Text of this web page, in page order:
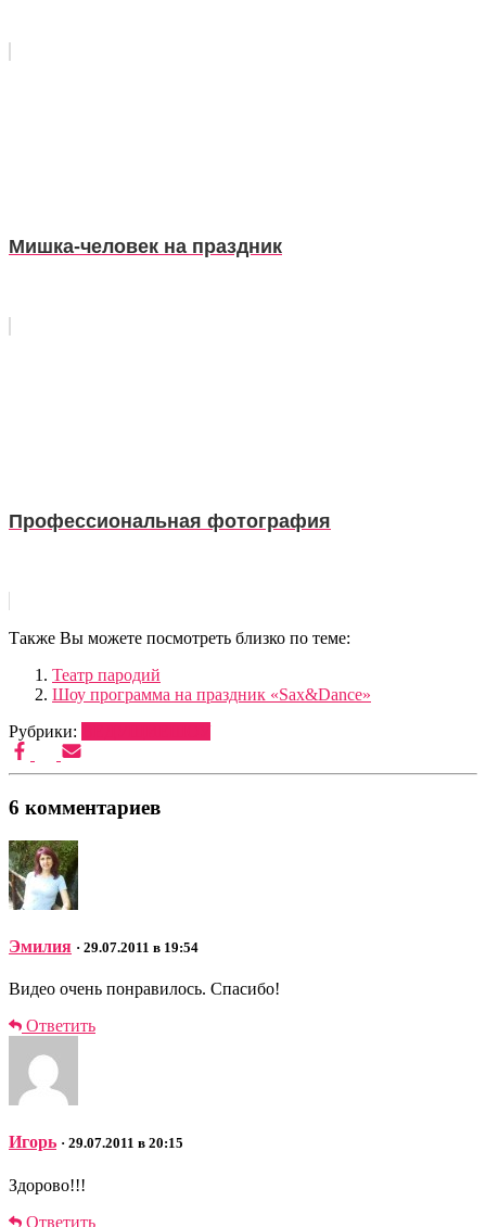
Мишка-человек на праздник
Профессиональная фотография
Также Вы можете посмотреть близко по теме:
Театр пародий
Шоу программа на праздник «Sax&Dance»
Рубрики:
6 комментариев
Эмилия · 29.07.2011 в 19:54
Видео очень понравилось. Спасибо!
Ответить
Игорь · 29.07.2011 в 20:15
Здорово!!!
Ответить